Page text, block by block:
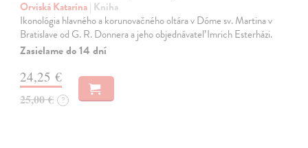
Orviská Katarína| Kniha
Ikonológia hlavného a korunovačného oltára v Dóme sv. Martina v
Bratislave od G. R. Donnera a jeho objednávateľ Imrich Esterházi.
Zasielame do 14 dní
24,25 €
25,00 € ?